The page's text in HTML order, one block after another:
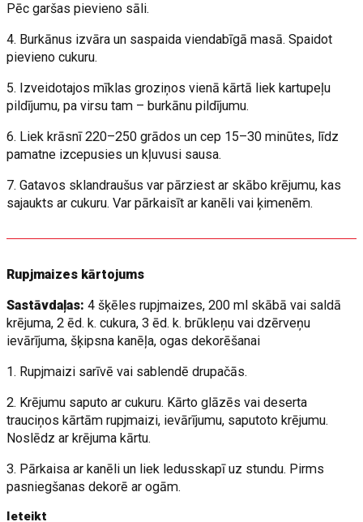
Pēc garšas pievieno sāli.
4. Burkānus izvāra un saspaida viendabīgā masā. Spaidot
pievieno cukuru.
5. Izveidotajos mīklas groziņos vienā kārtā liek kartupeļu
pildījumu, pa virsu tam – burkānu pildījumu.
6. Liek krāsnī 220–250 grādos un cep 15–30 minūtes, līdz
pamatne izcepusies un kļuvusi sausa.
7. Gatavos sklandraušus var pārziest ar skābo krējumu, kas
sajaukts ar cukuru. Var pārkaisīt ar kanēli vai ķimenēm.
Rupjmaizes kārtojums
Sastāvdaļas:4 šķēles rupjmaizes, 200 ml skābā vai saldā
krējuma, 2 ēd. k. cukura, 3 ēd. k. brūkleņu vai dzērveņu
ievārījuma, šķipsna kanēļa, ogas dekorēšanai
1. Rupjmaizi sarīvē vai sablendē drupačās.
2. Krējumu saputo ar cukuru. Kārto glāzēs vai deserta
trauciņos kārtām rupjmaizi, ievārījumu, saputoto krējumu.
Noslēdz ar krējuma kārtu.
3. Pārkaisa ar kanēli un liek ledusskapī uz stundu. Pirms
pasniegšanas dekorē ar ogām.
Ieteikt